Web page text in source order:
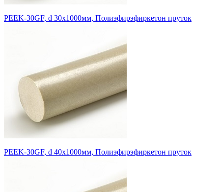
PEEK-30GF, d 30x1000мм, Полиэфирэфиркетон пруток
PEEK-30GF, d 40x1000мм, Полиэфирэфиркетон пруток